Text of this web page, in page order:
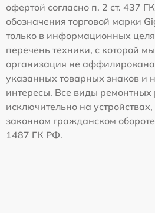
офертой согласно п. 2 ст. 437
обозначения торговой марки
только в информационных
перечень техники, с которой
организация не
указанных товарных знаков и
интересы. Все виды ремонтных
исключительно на
законном гражданском обороте,
1487 ГК РФ.